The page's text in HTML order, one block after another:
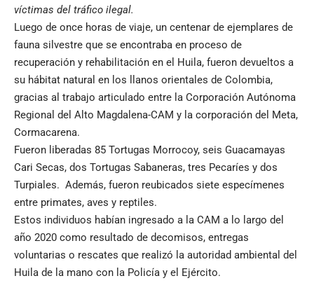
víctimas del tráfico ilegal.
Luego de once horas de viaje, un centenar de ejemplares de
fauna silvestre que se encontraba en proceso de
recuperación y rehabilitación en el Huila, fueron devueltos a
su hábitat natural en los llanos orientales de Colombia,
gracias al trabajo articulado entre la Corporación Autónoma
Regional del Alto Magdalena-CAM y la corporación del Meta,
Cormacarena.
Fueron liberadas 85 Tortugas Morrocoy, seis Guacamayas
Cari Secas, dos Tortugas Sabaneras, tres Pecaríes y dos
Turpiales. Además, fueron reubicados siete especímenes
entre primates, aves y reptiles.
Estos individuos habían ingresado a la CAM a lo largo del
año 2020 como resultado de decomisos, entregas
voluntarias o rescates que realizó la autoridad ambiental del
Huila de la mano con la Policía y el Ejército.